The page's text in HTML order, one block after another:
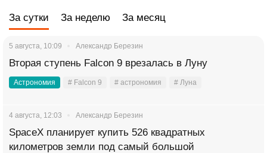
За сутки За неделю За месяц
5 августа, 10:09 Александр Березин
Вторая ступень Falcon 9 врезалась в Луну
Астрономия # Falcon 9 # астрономия # Луна
4 августа, 12:03 Александр Березин
SpaceX планирует купить 526 квадратных
километров земли под самый большой